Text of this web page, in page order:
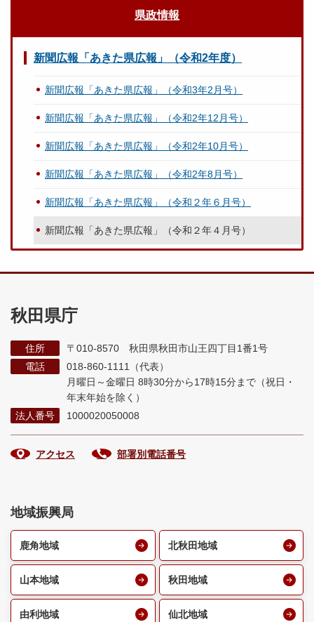
県政情報
新聞広報「あきた県広報」（令和2年度）
新聞広報「あきた県広報」（令和3年2月号）
新聞広報「あきた県広報」（令和2年12月号）
新聞広報「あきた県広報」（令和2年10月号）
新聞広報「あきた県広報」（令和2年8月号）
新聞広報「あきた県広報」（令和２年６月号）
新聞広報「あきた県広報」（令和２年４月号）
秋田県庁
住所
〒010-8570 秋田県秋田市山王四丁目1番1号
電話
018-860-1111（代表）
月曜日～金曜日 8時30分から17時15分まで （祝日・
年末年始を除く）
法人番号
1000020050008
アクセス 部署別電話番号
地域振興局
鹿角地域 北秋田地域
山本地域 秋田地域
由利地域 仙北地域